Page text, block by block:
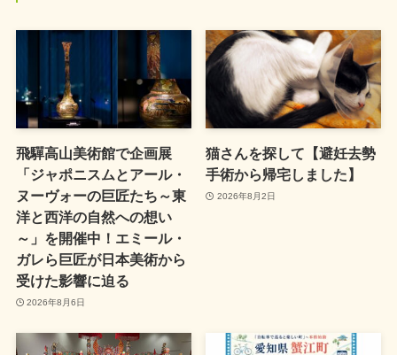
飛驒高山美術館で企画展
「ジャポニスムとアール・
ヌーヴォーの巨匠たち～東
洋と西洋の自然への想い
～」を開催中！エミール・
ガレら巨匠が日本美術から
受けた影響に迫る
2026年8月6日
猫さんを探して【避妊去勢
手術から帰宅しました】
2026年8月2日